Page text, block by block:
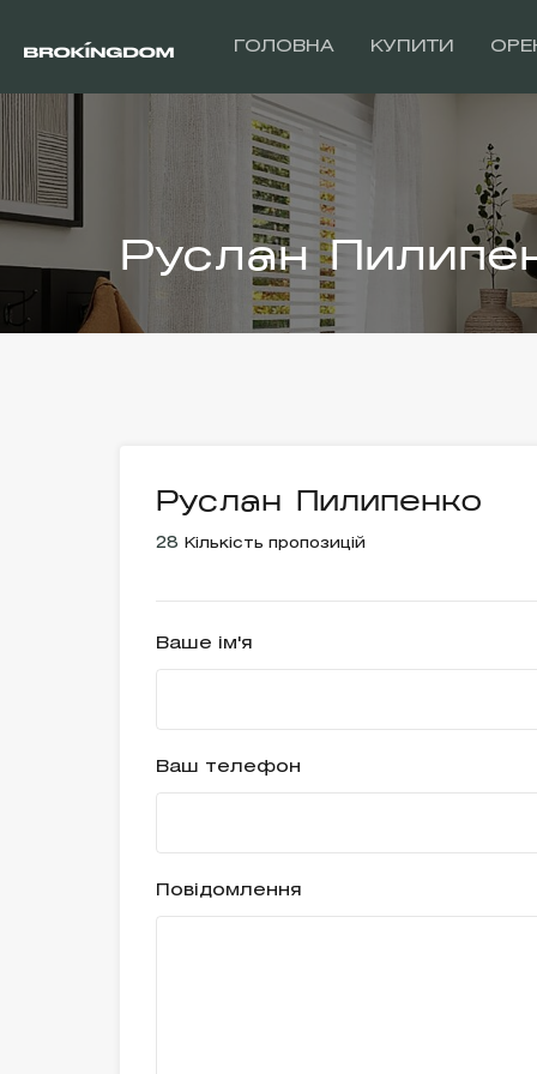
ГОЛОВНА КУПИТИ
Руслан
Руслан Пилипенко
28 Кількість пропозицій
Ваше ім'я
Ваш телефон
Повідомлення